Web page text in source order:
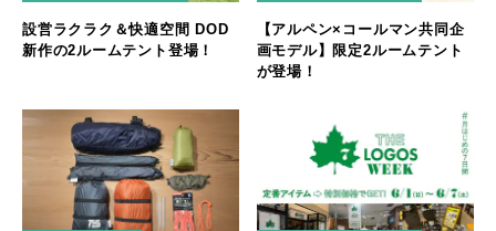
設営ラクラク＆快適空間 DOD
新作の2ルームテント登場！
【アルペン×コールマン共同企
画モデル】限定2ルームテント
が登場！